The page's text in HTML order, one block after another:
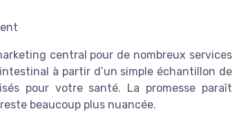
central pour de nombreux services
à partir d’un simple échantillon de
pour votre santé. La promesse paraît
beaucoup plus nuancée.